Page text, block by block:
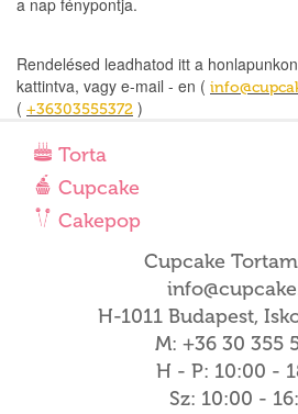
a nap fénypontja.
Rendelésed leadhatod itt a
kattintva, vagy e-mail - en (
( +36303555372 )
Torta
Cupcake
Cakepop
Cupcake
H-1011 Budapest,
M: +36 30 355
H - P: 10:00 -
Sz: 10:00 -